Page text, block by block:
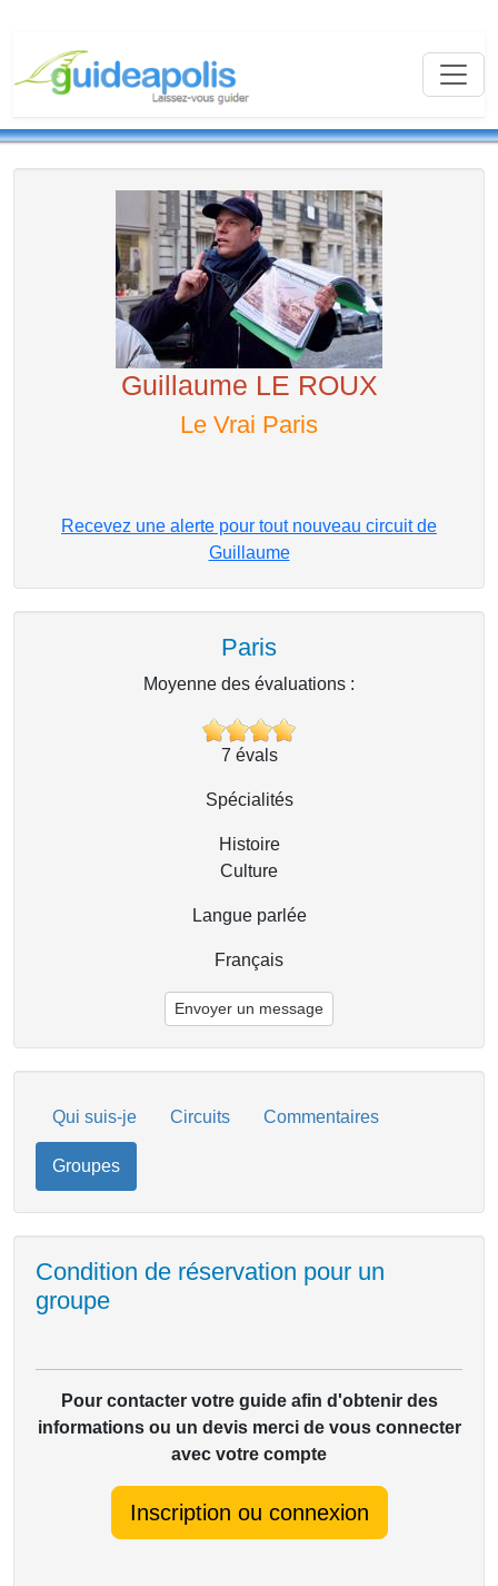
Guillaume LE ROUX
Le Vrai Paris
Recevez une alerte pour tout nouveau circuit de
Guillaume
Paris
Moyenne des évaluations :
7 évals
Spécialités
Histoire
Culture
Langue parlée
Français
Envoyer un message
Qui suis-je Circuits Commentaires
Groupes
Condition de réservation pour un
groupe
Pour contacter votre guide afin d'obtenir des
informations ou un devis merci de vous connecter
avec votre compte
Inscription ou connexion